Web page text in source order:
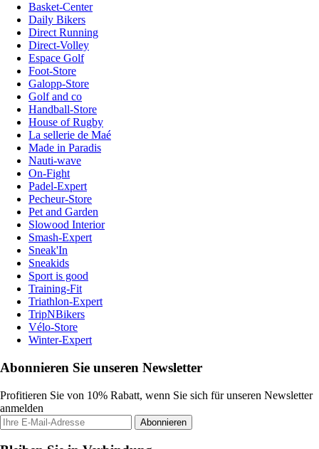
Basket-Center
Daily Bikers
Direct Running
Direct-Volley
Espace Golf
Foot-Store
Galopp-Store
Golf and co
Handball-Store
House of Rugby
La sellerie de Maé
Made in Paradis
Nauti-wave
On-Fight
Padel-Expert
Pecheur-Store
Pet and Garden
Slowood Interior
Smash-Expert
Sneak'In
Sneakids
Sport is good
Training-Fit
Triathlon-Expert
TripNBikers
Vélo-Store
Winter-Expert
Abonnieren Sie unseren Newsletter
Profitieren Sie von 10% Rabatt, wenn Sie sich für unseren Newsletter
anmelden
Abonnieren